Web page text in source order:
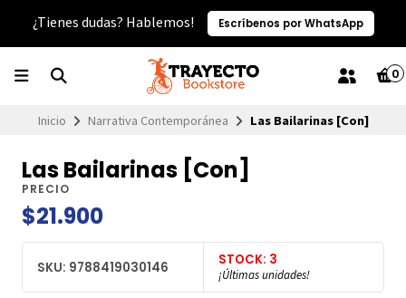
¿Tienes dudas? Hablemos! Escríbenos por WhatsApp
0
Inicio Narrativa Contemporánea Las Bailarinas [Con]
Las Bailarinas [Con]
PRECIO
$21.900
SKU: 9788419030146 STOCK: 3
¡Últimas unidades!